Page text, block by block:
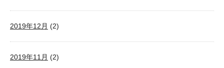
2019年12月 (2)
2019年11月 (2)